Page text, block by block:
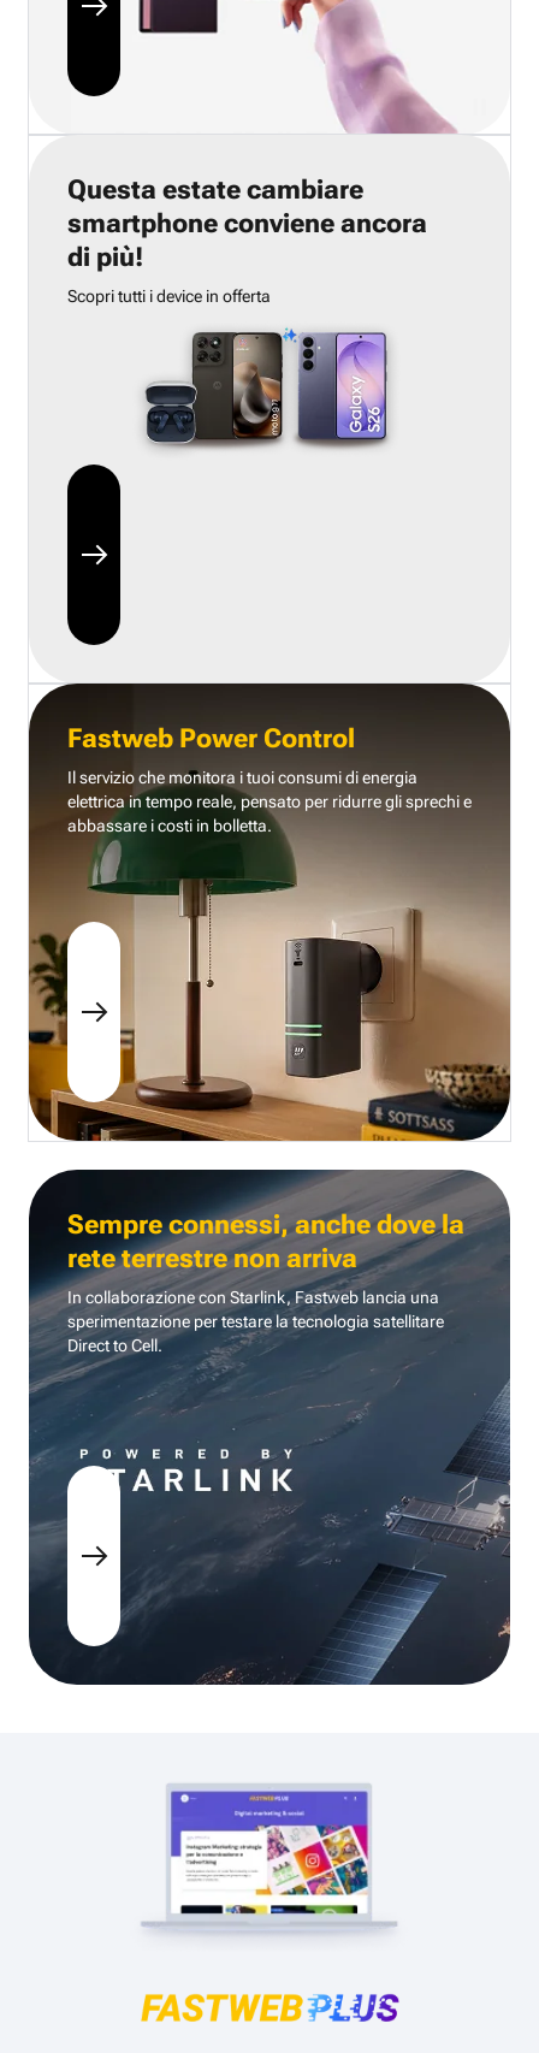
Questa estate cambiare
smartphone conviene ancora
di più!
Scopri tutti i device in offerta
Fastweb Power Control
Il servizio che monitora i tuoi consumi di energia
elettrica in tempo reale, pensato per ridurre gli sprechi e
abbassare i costi in bolletta.
Sempre connessi, anche dove la
rete terrestre non arriva
In collaborazione con Starlink, Fastweb lancia una
sperimentazione per testare la tecnologia satellitare
Direct to Cell.